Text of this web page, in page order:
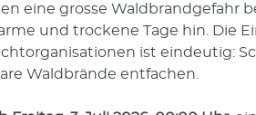
eine grosse Waldbrandgefahr
und trockene Tage hin. Die
ist eindeutig:
Waldbrände entfachen.